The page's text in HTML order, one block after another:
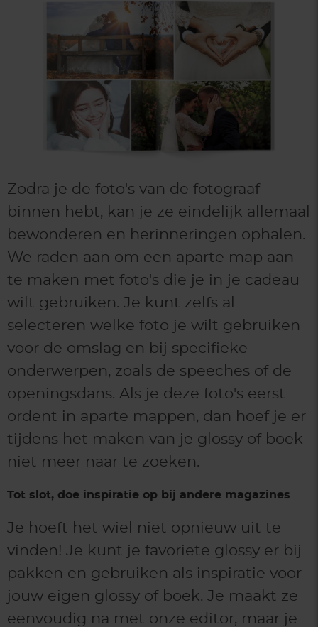
Zodra je de foto's van de fotograaf
binnen hebt, kan je ze eindelijk allemaal
bewonderen en herinneringen ophalen.
We raden aan om een aparte map aan
te maken met foto's die je in je cadeau
wilt gebruiken. Je kunt zelfs al
selecteren welke foto je wilt gebruiken
voor de omslag en bij specifieke
onderwerpen, zoals de speeches of de
openingsdans. Als je deze foto's eerst
ordent in aparte mappen, dan hoef je er
tijdens het maken van je glossy of boek
niet meer naar te zoeken.
Tot slot, doe inspiratie op bij andere magazines
Je hoeft het wiel niet opnieuw uit te
vinden! Je kunt je favoriete glossy er bij
pakken en gebruiken als inspiratie voor
jouw eigen glossy of boek. Je maakt ze
eenvoudig na met onze editor, maar je